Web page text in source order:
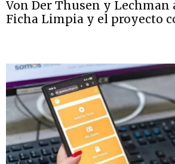
Von Der Thusen y Lechman
Ficha Limpia y el proyecto